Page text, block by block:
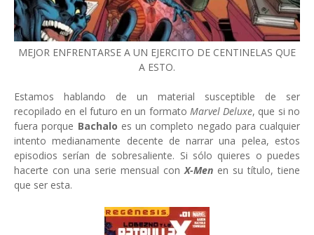
MEJOR ENFRENTARSE A UN EJERCITO DE CENTINELAS QUE
A ESTO.
Estamos hablando de un material susceptible de ser
recopilado en el futuro en un formato Marvel Deluxe, que si no
fuera porque Bachalo es un completo negado para cualquier
intento medianamente decente de narrar una pelea, estos
episodios serían de sobresaliente. Si sólo quieres o puedes
hacerte con una serie mensual conX-Men en su título, tiene
que ser esta.